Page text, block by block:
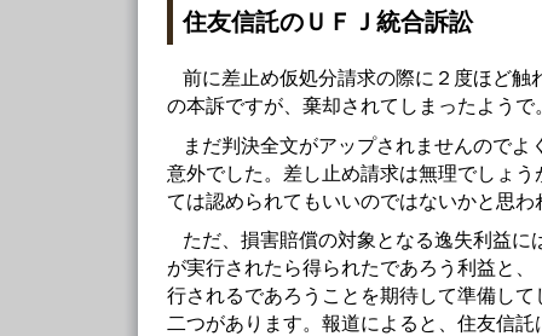
住友信託のＵＦＪ統合訴訟
前に差止め仮処分請求の際に２度ほど触
の本訴ですが、棄却されてしまったようで
まだ判決全文がアップされませんのでよ
意外でした。差し止め請求は無理でしょ
ては認められてもいいのではないかと思わ
ただ、損害賠償の対象となる逸失利益に
が実行されたら得られたであろう利益と
行されるであろうことを期待して準備し
二つがあります。報道によると、住友信